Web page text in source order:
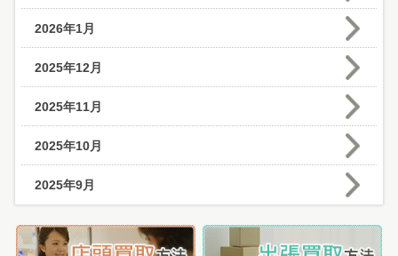
2026年1月
2025年12月
2025年11月
2025年10月
2025年9月